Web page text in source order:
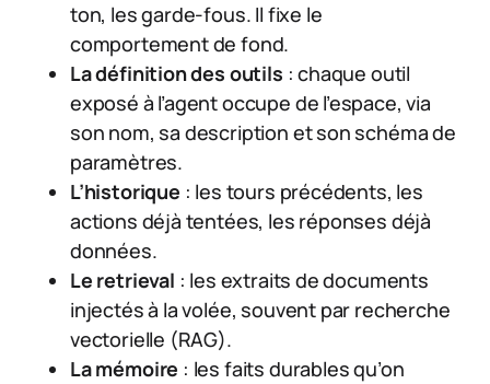
ton, les garde-fous. Il fixe le
comportement de fond.
La définition des outils : chaque outil
exposé à l’agent occupe de l’espace, via
son nom, sa description et son schéma de
paramètres.
L’historique : les tours précédents, les
actions déjà tentées, les réponses déjà
données.
Le retrieval : les extraits de documents
injectés à la volée, souvent par recherche
vectorielle (RAG).
La mémoire : les faits durables qu’on